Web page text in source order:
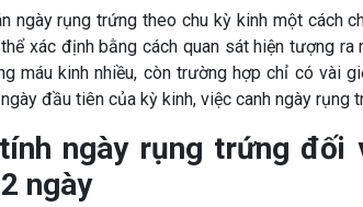
ngày rụng trứng theo chu kỳ kinh một cách
xác định bằng cách quan sát hiện tượng
máu kinh nhiều, còn trường hợp chỉ có vài
đầu tiên của kỳ kinh, việc canh ngày rụng
ngày rụng trứng đối
ngày